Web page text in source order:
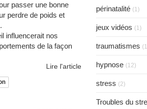
passer une bonne
perdre de poids et
influencerait nos
de la façon
Lire l'article
périnatalité (1)
jeux vidéos (1)
traumatismes
hypnose (12)
stress (2)
Troubles du